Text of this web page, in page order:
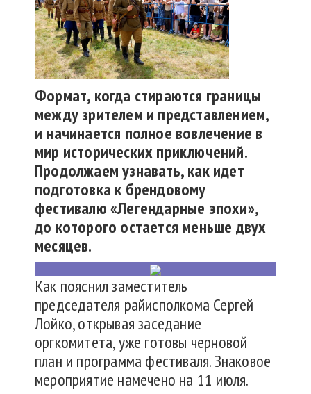
Формат, когда стираются границы
между зрителем и представлением,
и начинается полное вовлечение в
мир исторических приключений.
Продолжаем узнавать, как идет
подготовка к брендовому
фестивалю «Легендарные эпохи»,
до которого остается меньше двух
месяцев.
Как пояснил заместитель
председателя райисполкома Сергей
Лойко, открывая заседание
оргкомитета, уже готовы черновой
план и программа фестиваля. Знаковое
мероприятие намечено на 11 июля.